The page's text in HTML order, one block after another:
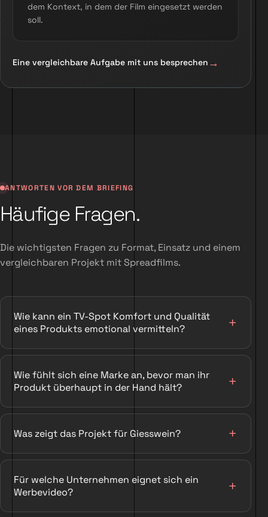
dem Kontext, in dem der Film eingesetzt werden
soll.
Eine vergleichbare Aufgabe mit uns besprechen
ANTWORTEN VOR DEM BRIEFING
Häufige Fragen.
Die wichtigsten Fragen zu Format, Einsatz und einem
vergleichbaren Projekt mit Spreadfilms.
Wie kann ein TV-Spot Komfort und Qualität
eines Produkts emotional vermitteln?
Wie fühlt sich eine Marke an, bevor man ihr
Produkt überhaupt in der Hand hält?
Was zeigt das Projekt für Giesswein?
Für welche Unternehmen eignet sich ein
Werbevideo?